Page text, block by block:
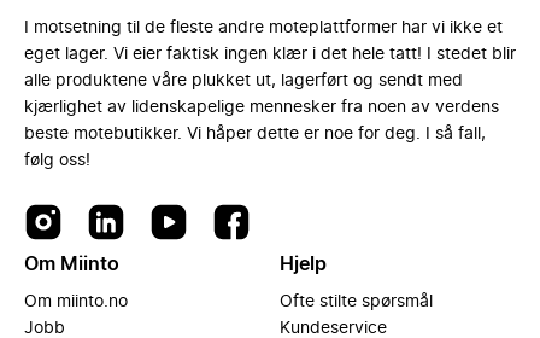
I motsetning til de fleste andre moteplattformer har vi ikke et
eget lager. Vi eier faktisk ingen klær i det hele tatt! I stedet blir
alle produktene våre plukket ut, lagerført og sendt med
kjærlighet av lidenskapelige mennesker fra noen av verdens
beste motebutikker. Vi håper dette er noe for deg. I så fall,
følg oss!
Om Miinto
Om miinto.no
Jobb
Hjelp
Ofte stilte spørsmål
Kundeservice